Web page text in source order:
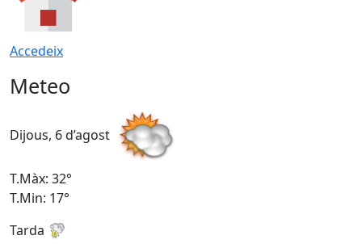
Accedeix
Meteo
Dijous, 6 d’agost
T.Màx: 32°
T.Min: 17°
Tarda